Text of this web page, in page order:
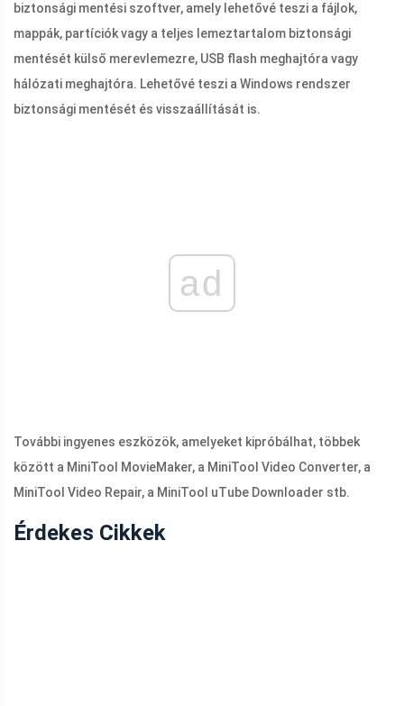
biztonsági mentési szoftver, amely lehetővé teszi a fájlok,
mappák, partíciók vagy a teljes lemeztartalom biztonsági
mentését külső merevlemezre, USB flash meghajtóra vagy
hálózati meghajtóra. Lehetővé teszi a Windows rendszer
biztonsági mentését és visszaállítását is.
ad
További ingyenes eszközök, amelyeket kipróbálhat, többek
között a MiniTool MovieMaker, a MiniTool Video Converter, a
MiniTool Video Repair, a MiniTool uTube Downloader stb.
Érdekes Cikkek